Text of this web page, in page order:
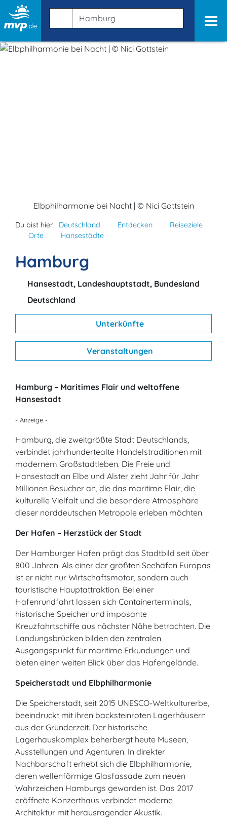
Elbphilharmonie bei Nacht | © Nici Gottstein
Du bist hier: Deutschland Entdecken
Reiseziele
Orte
Hansestädte
Hamburg
Hansestadt, Landeshauptstadt, Bundesland
Deutschland
Unterkünfte
Veranstaltungen
Hamburg – Maritimes Flair und weltoffene
Hansestadt
- Anzeige -
Hamburg, die zweitgrößte Stadt Deutschlands,
verbindet jahrhundertealte Handelstraditionen mit
modernem Großstadtleben. Die Freie und
Hansestadt an Elbe und Alster zieht Jahr für Jahr
Millionen Besucher an, die das maritime Flair, die
kulturelle Vielfalt und die besondere Atmosphäre
dieser norddeutschen Metropole erleben möchten.
Der Hafen – Herzstück der Stadt
Der Hamburger Hafen prägt das Stadtbild seit über
800 Jahren. Als einer der größten Seehäfen Europas
ist er nicht nur Wirtschaftsmotor, sondern auch
touristische Hauptattraktion. Bei einer
Hafenrundfahrt lassen sich Containerterminals,
historische Speicher und imposante
Kreuzfahrtschiffe aus nächster Nähe betrachten. Die
Landungsbrücken bilden den zentralen
Ausgangspunkt für maritime Erkundungen und
bieten einen weiten Blick über das Hafengelände.
Speicherstadt und Elbphilharmonie
Die Speicherstadt, seit 2015 UNESCO-Weltkulturerbe,
beeindruckt mit ihren backsteinroten Lagerhäusern
aus der Gründerzeit. Der historische
Lagerhauskomplex beherbergt heute Museen,
Ausstellungen und Agenturen. In direkter
Nachbarschaft erhebt sich die Elbphilharmonie,
deren wellenförmige Glasfassade zum neuen
Wahrzeichen Hamburgs geworden ist. Das 2017
eröffnete Konzerthaus verbindet moderne
Architektur mit herausragender Akustik.